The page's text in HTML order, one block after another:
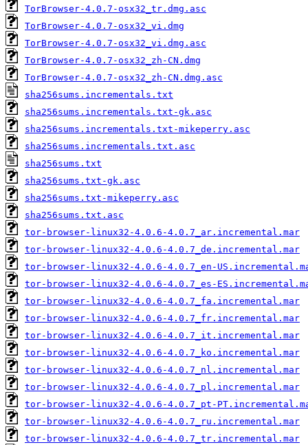
TorBrowser-4.0.7-osx32_tr.dmg.asc
TorBrowser-4.0.7-osx32_vi.dmg
TorBrowser-4.0.7-osx32_vi.dmg.asc
TorBrowser-4.0.7-osx32_zh-CN.dmg
TorBrowser-4.0.7-osx32_zh-CN.dmg.asc
sha256sums.incrementals.txt
sha256sums.incrementals.txt-gk.asc
sha256sums.incrementals.txt-mikeperry.asc
sha256sums.incrementals.txt.asc
sha256sums.txt
sha256sums.txt-gk.asc
sha256sums.txt-mikeperry.asc
sha256sums.txt.asc
tor-browser-linux32-4.0.6-4.0.7_ar.incremental.mar
tor-browser-linux32-4.0.6-4.0.7_de.incremental.mar
tor-browser-linux32-4.0.6-4.0.7_en-
tor-browser-linux32-4.0.6-4.0.7_es-
tor-browser-linux32-4.0.6-4.0.7_fa.incremental.mar
tor-browser-linux32-4.0.6-4.0.7_fr.incremental.mar
tor-browser-linux32-4.0.6-4.0.7_it.incremental.mar
tor-browser-linux32-4.0.6-4.0.7_ko.incremental.mar
tor-browser-linux32-4.0.6-4.0.7_nl.incremental.mar
tor-browser-linux32-4.0.6-4.0.7_pl.incremental.mar
tor-browser-linux32-4.0.6-4.0.7_pt-
tor-browser-linux32-4.0.6-4.0.7_ru.incremental.mar
tor-browser-linux32-4.0.6-4.0.7_tr.incremental.mar